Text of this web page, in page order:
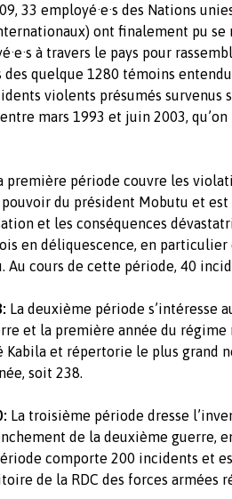
33 employé·e·s des Nations
ont finalement pu se
à travers le pays pour
quelque 1280 témoins
violents présumés survenus
mars 1993 et juin 2003,
première période couvre les
du président Mobutu et est
et les conséquences
en déliquescence, en
Au cours de cette période, 40
La deuxième période s’intéresse
et la première année du régime
Kabila et répertorie le plus grand
soit 238.
La troisième période dresse
de la deuxième guerre,
comporte 200 incidents et
de la RDC des forces armées